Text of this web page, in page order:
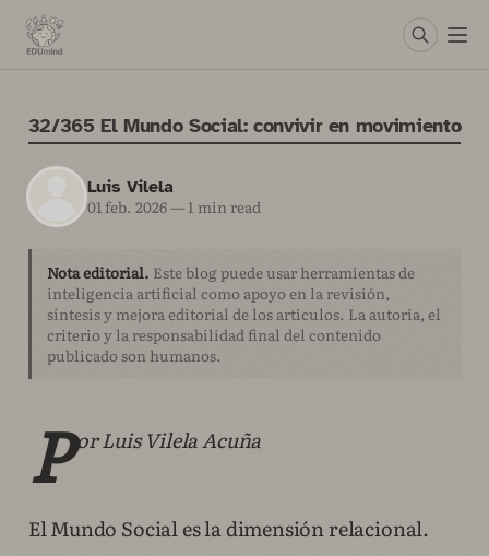
32/365 El Mundo Social: convivir en movimiento
Luis Vilela
01 feb. 2026—1 min read
Nota editorial. Este blog puede usar herramientas de
inteligencia artificial como apoyo en la revisión,
síntesis y mejora editorial de los artículos. La autoría, el
criterio y la responsabilidad final del contenido
publicado son humanos.
P or Luis Vilela Acuña
El Mundo Social es la dimensión relacional.